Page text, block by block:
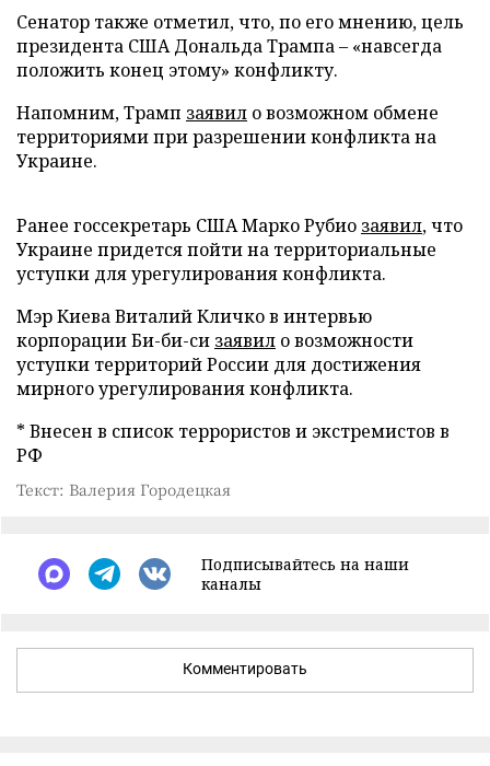
Сенатор также отметил, что, по его мнению, цель
президента США Дональда Трампа – «навсегда
положить конец этому» конфликту.
Напомним, Трамп заявил о возможном обмене
территориями при разрешении конфликта на
Украине.
Ранее госсекретарь США Марко Рубио заявил, что
Украине придется пойти на территориальные
уступки для урегулирования конфликта.
Мэр Киева Виталий Кличко в интервью
корпорации Би-би-си заявил о возможности
уступки территорий России для достижения
мирного урегулирования конфликта.
* Внесен в список террористов и экстремистов в
РФ
Текст: Валерия Городецкая
Подписывайтесь на наши
каналы
Комментировать